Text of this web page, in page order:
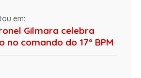
em:
Gilmara celebra
no comando do 17º BPM